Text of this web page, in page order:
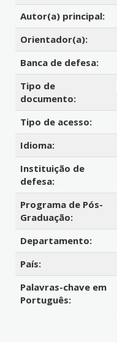
Autor(a) principal:
Orientador(a):
Banca de defesa:
Tipo de
documento:
Tipo de acesso:
Idioma:
Instituição de
defesa:
Programa de Pós-
Graduação:
Departamento:
País:
Palavras-chave em
Português: